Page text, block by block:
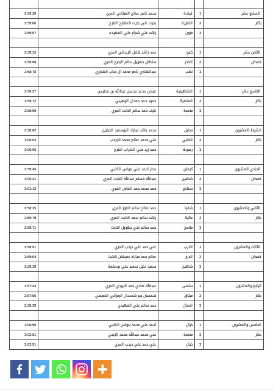
السابع عشر 1 قيادة محمد ناصر صالح الغيثاني المري
2:59:20
بكار
2 الفايزة بخيت على بخيت المقارح القرح
2:59:66
3
مزون راشد علي شجاع علي الفهيده 2:59:67
الثامن عشر 1 كفو حمد راشد شابل الزبداني المري
2:58:15
قعدان
2 النادر سلطان جهويل سالم البحيح المري
2:58:68
3
لهب عبدالهادي ناصر محمد ال حباب الهاجري 2:58:78
التاسع عشر 1 الشاهينية فيصل محمد محسن عبدالله بن فطيس
2:58:27
بكار
2 العاصية حمود حمد حمدان الوهيبي
2:58:72
3
متعبة نايف حمد سالم النابت المري 2:58:99
الشوط العشرون 1 مخايل محمد راشد مبارك البوسعيد الخيارين
2:58:82
بكار
2 الظبي علي محمد صالح محمد الجرحب
3:00:02
3
رعبوبة حمد زيد علي الشراب القرح 3:00:06
الحادي العشرون 1 كيفان مطر احمد علي بنواس الكتبي
2:59:45
قعدان
2 شاهين عبدالله مسلم عبدالله النابت المري
3:00:41
3
سهاج حمد محمد حمد العاض المري 3:01:13
الثاني والعشرون 1 شقرا حمد صالح سالم القوز المري
2:58:25
بكار
2 عالية راشد سالم سعد النابت المري
2:59:79
3
ملامح حمد سالم علي جهويل النابت 2:59:71
الثالث والعشرون 1 الذيب علي حمد علي جرحب المري
2:58:91
قعدان
2 الدرع صالح حمد مبارك بعيهان النابت
2:59:04
3
شاهين سعيد دخيل سعيد علي بوصلعة 2:59:29
الرابع والعشرون 1 سلمى عبدالله هادي حمد البريدي المري
2:57:43
بكار
2 ميثاق شمسان جبر شمسان الرمزاني النعيمي
2:57:55
3
افعال حمد سالم علي الفهيدي 2:58:39
الخامس والعشرون 1 خيال أحمد علي محمد بنواس الكتبي
3:00:56
بكار
2 متعبة علي محمد عبدالله محمد الزعبي
3:02:51
3
خيال علي حمد علي جرحب المري 3:02:91